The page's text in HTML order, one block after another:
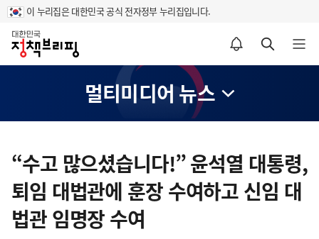
이 누리집은 대한민국 공식 전자정부 누리집입니다.
홈
알림설정 바로가기 검색 바로가기 메뉴 열기
멀티미디어 뉴스
텐
영
역
“수고 많으셨습니다!” 윤석열 대통령,
퇴임 대법관에 훈장 수여하고 신임 대
법관 임명장 수여